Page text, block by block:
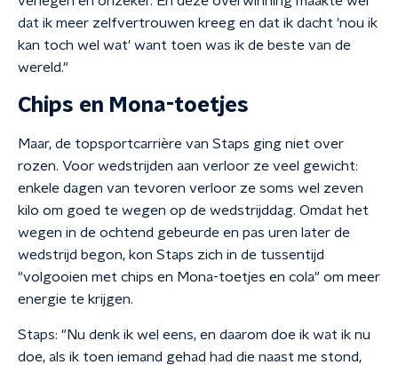
dat ik meer zelfvertrouwen kreeg en dat ik dacht 'nou ik
kan toch wel wat' want toen was ik de beste van de
wereld."
Chips en Mona-toetjes
Maar, de topsportcarrière van Staps ging niet over
rozen. Voor wedstrijden aan verloor ze veel gewicht:
enkele dagen van tevoren verloor ze soms wel zeven
kilo om goed te wegen op de wedstrijddag. Omdat het
wegen in de ochtend gebeurde en pas uren later de
wedstrijd begon, kon Staps zich in de tussentijd
"volgooien met chips en Mona-toetjes en cola" om meer
energie te krijgen.
Staps: "Nu denk ik wel eens, en daarom doe ik wat ik nu
doe, als ik toen iemand gehad had die naast me stond,